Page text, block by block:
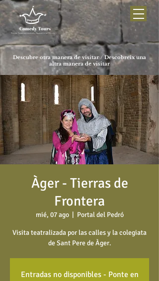
Descubre otra manera de visitar / Descobreix una
altra manera de visitar
Àger - Tierras de
Frontera
mié, 07 ago
  |
Portal del Pedró
Visita teatralizada por las calles y la colegiata
de Sant Pere de Àger.
Entradas no disponibles - Ponte en